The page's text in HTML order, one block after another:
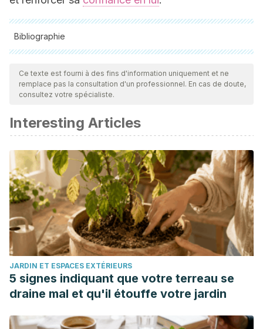
Bibliographie
Toutes les sources citées ont été examinées en profondeur
par notre équipe pour garantir leur qualité, leur fiabilité, leur
actualité et leur validité. La bibliographie de cet article a été
ou scientifique
Álvarez A, Hernández V, Medina P. Comunicación entre
padres e hijos adolescentes. Revista de Divulgación
Científica. México; 2017.
https://www.mendeley.com/catalogue/084041d5-aa14-
3e9a-815b-468593c5c064/?
fd92-44e3-8640-0dcb7cf52949%7D
Arteaga R. Matriz FODA. Coordinación de Universidad
Abierta, Innovación Educativa y Educación a Distancia.
México; 2020.
https://www.mendeley.com/catalogue/e2c4f4eb-19ac-
3ab6-8dfc-9e573367aad3/?
Ce texte est fourni à des fins d'information uniquement et ne
remplace pas la consultation d'un professionnel. En cas de doute,
consultez votre spécialiste.
Interesting Articles
JARDIN ET ESPACES EXTÉRIEURS
5 signes indiquant que votre terreau se
draine mal et qu'il étouffe votre jardin